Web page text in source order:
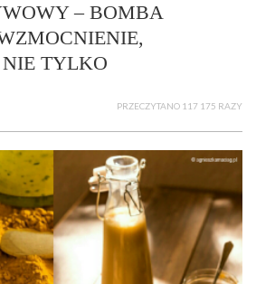
– BOMBA
NIE TYLKO
PRZECZYTANO 117 175 RAZY